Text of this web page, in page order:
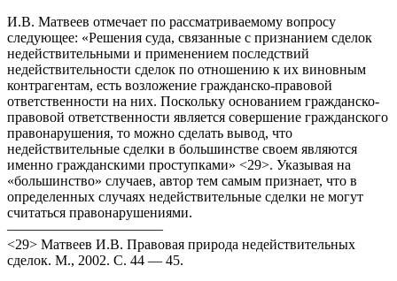
И.В. Матвеев отмечает по рассматриваемому вопросу
следующее: «Решения суда, связанные с признанием сделок
недействительными и применением последствий
недействительности сделок по отношению к их виновным
контрагентам, есть возложение гражданско-правовой
ответственности на них. Поскольку основанием гражданско-
правовой ответственности является совершение гражданского
правонарушения, то можно сделать вывод, что
недействительные сделки в большинстве своем являются
именно гражданскими проступками» <29>. Указывая на
«большинство» случаев, автор тем самым признает, что в
определенных случаях недействительные сделки не могут
считаться правонарушениями.
———————————
<29> Матвеев И.В. Правовая природа недействительных
сделок. М., 2002. С. 44 — 45.